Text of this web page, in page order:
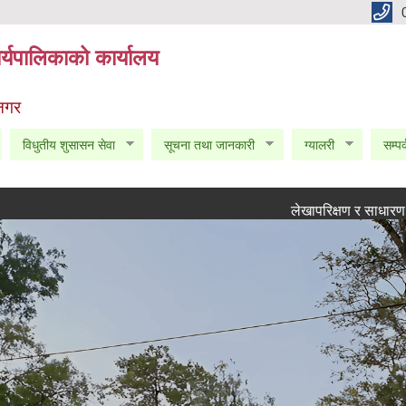
कार्यालय
विधुतीय शुसासन सेवा सूचना तथा जानकारी ग्यालरी
लेखापरिक्षण र साधारण सभा